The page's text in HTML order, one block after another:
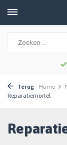
Terug Home
Reparatiemortel